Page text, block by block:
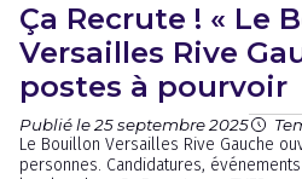
Ça Recrute ! « Le
Versailles Rive
postes à pourvoir
Publié le 25 septembre 2025
Le Bouillon Versailles Rive Gauche
personnes. Candidatures,